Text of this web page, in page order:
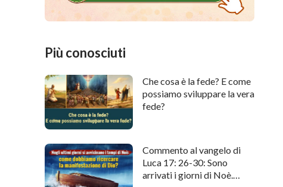
Più conosciuti
Che cosa è la fede? E come
possiamo sviluppare la vera
fede?
Commento al vangelo di
Luca 17: 26-30: Sono
arrivati i giorni di Noè.